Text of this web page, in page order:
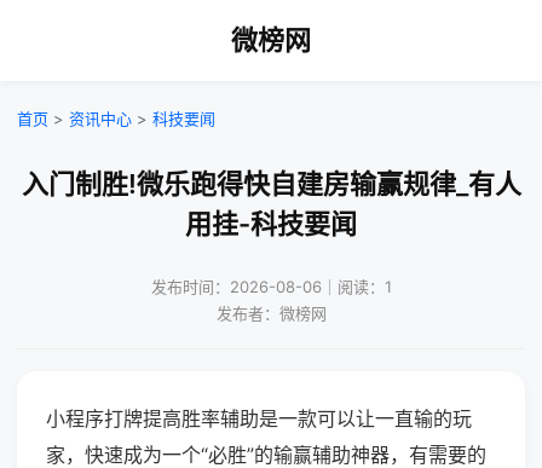
微榜网
首页 > 资讯中心 > 科技要闻
入门制胜!微乐跑得快自建房输赢规律_有人
用挂-科技要闻
发布时间：2026-08-06｜阅读：1
发布者：微榜网
小程序打牌提高胜率辅助是一款可以让一直输的玩
家，快速成为一个“必胜”的输赢辅助神器，有需要的